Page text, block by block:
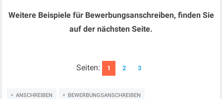
Weitere Beispiele für Bewerbungsanschreiben, finden Sie
auf der nächsten Seite.
Seiten: 1 2 3
ANSCHREIBEN BEWERBUNGSANSCHREIBEN